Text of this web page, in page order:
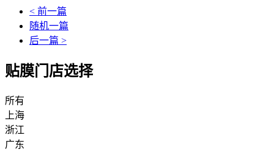
< 前一篇
随机一篇
后一篇 >
贴膜门店选择
所有
上海
浙江
广东